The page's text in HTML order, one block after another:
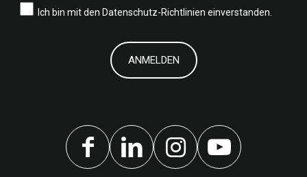
Ich bin mit den Datenschutz-Richtlinien einverstanden.